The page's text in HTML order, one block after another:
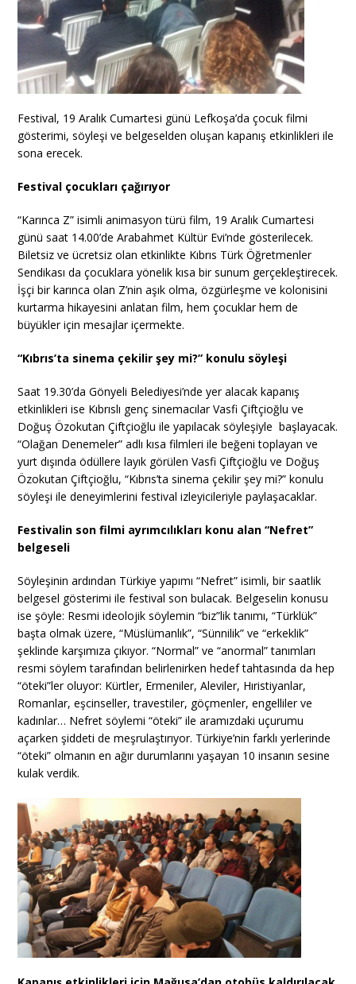
Festival, 19 Aralık Cumartesi günü Lefkoşa’da çocuk filmi
gösterimi, söyleşi ve belgeselden oluşan kapanış etkinlikleri ile
sona erecek.
Festival çocukları çağırıyor
“Karınca Z” isimli animasyon türü film, 19 Aralık Cumartesi
günü saat 14.00’de Arabahmet Kültür Evi’nde gösterilecek.
Biletsiz ve ücretsiz olan etkinlikte Kıbrıs Türk Öğretmenler
Sendikası da çocuklara yönelik kısa bir sunum gerçekleştirecek.
İşçi bir karınca olan Z’nin aşık olma, özgürleşme ve kolonisini
kurtarma hikayesini anlatan film, hem çocuklar hem de
büyükler için mesajlar içermekte.
“Kıbrıs’ta sinema çekilir şey mi?” konulu söyleşi
Saat 19.30’da Gönyeli Belediyesi’nde yer alacak kapanış
etkinlikleri ise Kıbrıslı genç sinemacılar Vasfi Çiftçioğlu ve
Doğuş Özokutan Çiftçioğlu ile yapılacak söyleşiyle başlayacak.
“Olağan Denemeler” adlı kısa filmleri ile beğeni toplayan ve
yurt dışında ödüllere layık görülen Vasfi Çiftçioğlu ve Doğuş
Özokutan Çiftçioğlu, “Kıbrıs’ta sinema çekilir şey mi?” konulu
söyleşi ile deneyimlerini festival izleyicileriyle paylaşacaklar.
Festivalin son filmi ayrımcılıkları konu alan “Nefret”
belgeseli
Söyleşinin ardından Türkiye yapımı “Nefret” isimli, bir saatlik
belgesel gösterimi ile festival son bulacak. Belgeselin konusu
ise şöyle: Resmi ideolojik söylemin “biz”lik tanımı, “Türklük”
başta olmak üzere, “Müslümanlık”, “Sünnilik” ve “erkeklik”
şeklinde karşımıza çıkıyor. “Normal” ve “anormal” tanımları
resmi söylem tarafından belirlenirken hedef tahtasında da hep
“öteki”ler oluyor: Kürtler, Ermeniler, Aleviler, Hıristiyanlar,
Romanlar, eşcinseller, travestiler, göçmenler, engelliler ve
kadınlar… Nefret söylemi “öteki” ile aramızdaki uçurumu
açarken şiddeti de meşrulaştırıyor. Türkiye’nin farklı yerlerinde
“öteki” olmanın en ağır durumlarını yaşayan 10 insanın sesine
kulak verdik.